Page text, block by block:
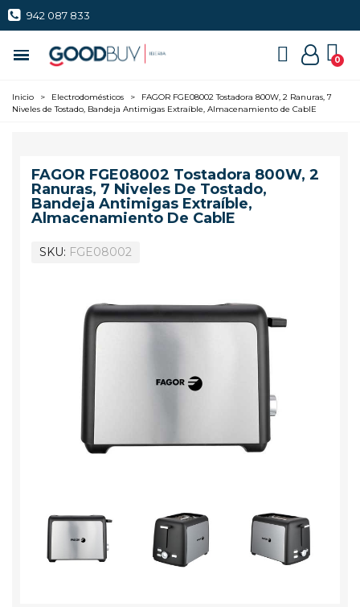
942 087 833
Inicio > Electrodomésticos >
FAGOR FGE08002 Tostadora 800W, 2 Ranuras, 7
Niveles de Tostado, Bandeja Antimigas Extraíble, Almacenamiento de CablE
FAGOR FGE08002 Tostadora 800W, 2
Ranuras, 7 Niveles De Tostado,
Bandeja Antimigas Extraíble,
Almacenamiento De CablE
SKU FGE08002